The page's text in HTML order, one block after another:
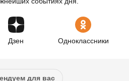
Дзен Одноклассники
для вас